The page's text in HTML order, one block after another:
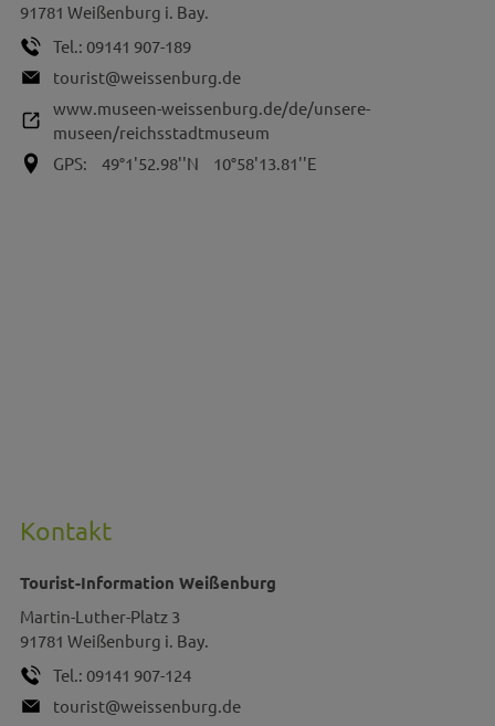
91781 Weißenburg i. Bay.
Tel.: 09141 907-189
tourist@weissenburg.de
www.museen-weissenburg.de/de/unsere-
museen/reichsstadtmuseum
GPS:
49°1'52.98''N 10°58'13.81''E
Kontakt
Tourist-Information Weißenburg
Martin-Luther-Platz 3
91781 Weißenburg i. Bay.
Tel.: 09141 907-124
tourist@weissenburg.de